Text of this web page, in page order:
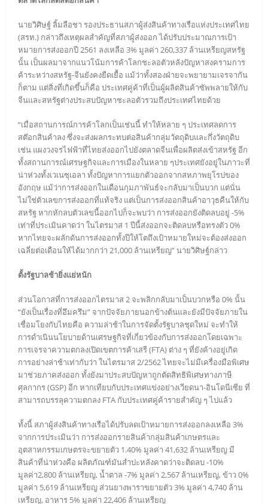
นายวิศิษฐ์ ลิ้มลือชา รองประธานสภาผู้ส่งสินค้าทางเรือแห่งประเทศไทย
(สรท.) กล่าวถึงเหตุผลสำคัญที่สภาผู้ส่งออก ได้ปรับประมาณการเป้า
หมายการส่งออกปี 2561 ลงเหลือ 3% มูลค่า 260,337 ล้านเหรียญสหรัฐ
นั้น เป็นผลมาจากแนวโน้มการค้าโลกชะลอตัวหลังปัญหาสงครามการ
ค้าระหว่างสหรัฐ-จีนยังคงยืดเยื้อ แม้ว่าทั้งสองฝ่ายจะพยายามเจรจากัน
ก็ตาม แต่สิ่งที่เกิดขึ้นก็คือ ประเทศคู่ค้าที่เป็นผู้ผลิตสินค้าซัพพลายให้กับ
จีนและสหรัฐต่างประสบปัญหาชะลอตัวรวมถึงประเทศไทยด้วย
“เมื่อสถานการณ์การค้าโลกเป็นเช่นนี้ ทำให้หลาย ๆ ประเทศลดการ
สต๊อกสินค้าลง ซึ่งจะส่งผลกระทบต่อสินค้ากลุ่มวัตถุดิบและกึ่งวัตถุดิบ
เช่น แผงวงจรไฟฟ้าที่ไทยส่งออกไปยังตลาดจีนเพื่อผลิตส่งเข้าสหรัฐ อีก
ทั้งสถานการณ์เศรษฐกิจและการเมืองในหลาย ๆประเทศยังอยู่ในภาวะที่
น่าห่วงทั้งเวเนซุเอลา ทั้งปัญหาการแยกตัวออกจากสหภาพยุโรปของ
อังกฤษ แม้ว่าการส่งออกในเดือนกุมภาพันธ์จะกลับมาเป็นบวก แต่นั่น
ไม่ใช่ตัวเลขการส่งออกที่แท้จริง แต่เป็นการส่งออกสินค้าอาวุธคืนให้กับ
สหรัฐ หากหักลบตัวเลขนี้ออกไปก็จะพบว่า การส่งออกยังติดลบอยู่ -5%
เท่าที่ประเมินคาดว่า ในไตรมาส 1 ปีนี้ส่งออกจะติดลบหรือทรงตัว 0%
หากไทยจะผลักดันการส่งออกทั้งปีให้โตถึงเป้าหมายใหม่จะต้องส่งออก
เฉลี่ยต่อเดือนให้ได้มากกว่า 21,000 ล้านเหรียญ” นายวิศิษฐ์กล่าว
ตั้งรัฐบาลช้ายิ่งแย่หนัก
ส่วนโอกาสที่การส่งออกไตรมาส 2 จะพลิกกลับมาเป็นบวกหรือ 0% นั้น
“ยังเป็นเรื่องที่อึมครึม” จากปัจจัยภายนอกข้างต้นและยังมีปัจจัยภายใน
เชื่อมโยงกับไทยคือ ความล่าช้าในการจัดตั้งรัฐบาลชุดใหม่ จะทำให้
การดำเนินนโยบายด้านเศรษฐกิจที่เกี่ยวข้องกับการส่งออกโดยเฉพาะ
การเจรจาความตกลงเปิดเขตการค้าเสรี (FTA) ต่าง ๆ ที่ยังค้างอยู่เกิด
การอย่างล่าช้าเท่ากับว่า ในไตรมาส 2/2562 ไทยจะไม่มีเครื่องมือพิเศษ
มาช่วยภาคส่งออก ทั้งยังมาประสบปัญหาถูกตัดสิทธิพิเศษทางภาษี
ศุลกากร (GSP) อีก หากเทียบกับประเทศแข่งอย่างเวียดนา-อินโดนีเซีย ที่
สามารถบรรลุความตกลง FTA กับประเทศคู่ค้ารายสำคัญ ๆ ไปแล้ว
ทั้งนี้ สภาผู้ส่งสินค้าทางเรือได้ปรับลดเป้าหมายการส่งออกลงเหลือ 3%
จากการประเมินว่า การส่งออกรายสินค้ากลุ่มสินค้าเกษตรและ
อุตสาหกรรมเกษตรจะขยายตัว 1.40% มูลค่า 41,632 ล้านเหรียญ มี
สินค้าที่น่าห่วงคือ ผลิตภัณฑ์มันสำปะหลังคาดว่าจะติดลบ -10%
มูลค่า2,800 ล้านเหรียญ, น้ำตาล -7% มูลค่า 2,567 ล้านเหรียญ, ข้าว 0%
มูลค่า 5,619 ล้านเหรียญ ส่วนยางพาราขยายตัว 3% มูลค่า 4,740 ล้าน
เหรียญ, อาหาร 5% มูลค่า 22,406 ล้านเหรียญ